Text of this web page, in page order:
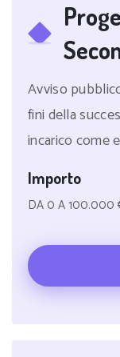
Avviso
fini della
incarico come
Importo
DA 0 A 100.000